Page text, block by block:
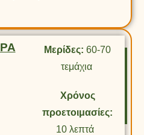
Μερίδες: 60-70
τεμάχια
Χρόνος
προετοιμασίες:
10 λεπτά